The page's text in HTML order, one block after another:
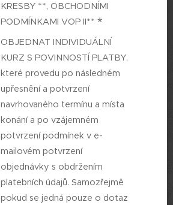
KRESBY **, OBCHODNÍMI
PODMÍNKAMI VOP II**
OBJEDNAT INDIVIDUÁLNÍ
KURZ S POVINNOSTÍ PLATBY,
které provedu po následném
upřesnění a potvrzení
navrhovaného termínu a místa
konání a po vzájemném
potvrzení podmínek v e-
mailovém potvrzení
objednávky s obdržením
platebních údajů. Samozřejmě
pokud se jedná pouze o dotaz